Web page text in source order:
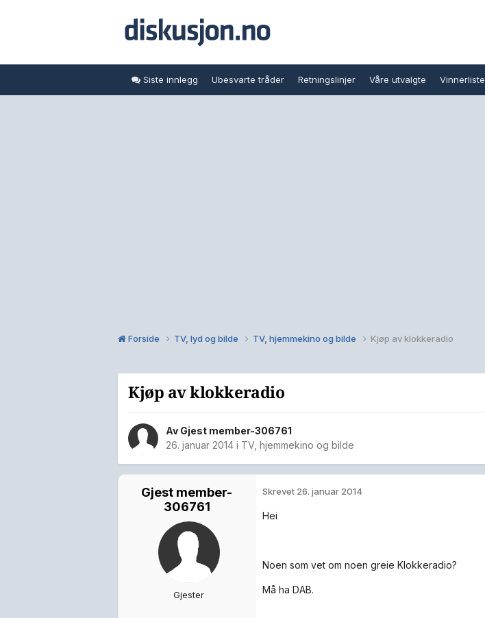
Siste innlegg Ubesvarte tråder Retningslinjer Våre utvalgte Vinnerliste
Forside TV, lyd og bilde TV, hjemmekino og bilde Kjøp av klokkeradio
Kjøp av klokkeradio
Av Gjest member-306761
26. januar 2014 i TV, hjemmekino og bilde
Gjest member-
306761
Gjester
Skrevet 26. januar 2014
Hei
Noen som vet om noen greie Klokkeradio?
Må ha DAB.